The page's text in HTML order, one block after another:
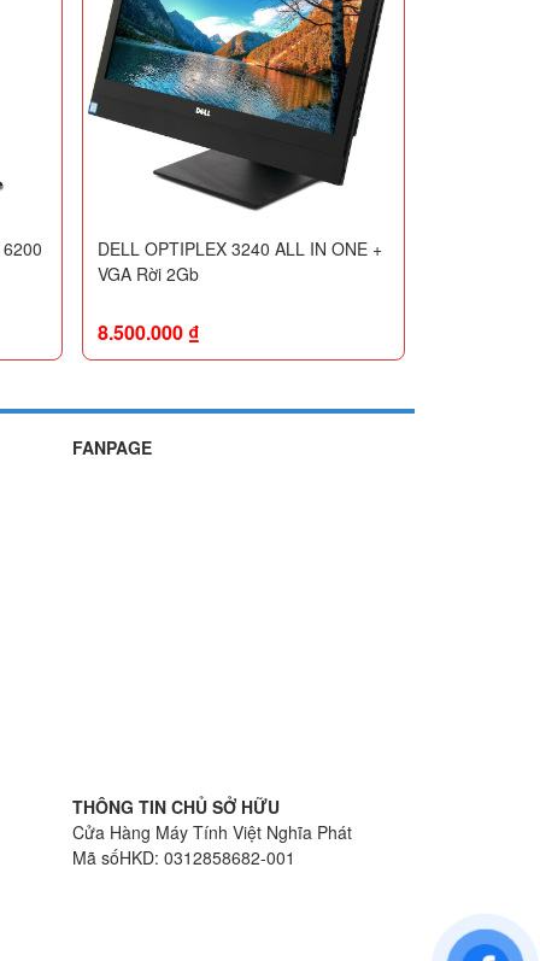
DELL OPTIPLEX 3240 ALL IN ONE +
VGA Rời 2Gb
8.500.000 ₫
FANPAGE
THÔNG TIN CHỦ SỞ HỮU
Cửa Hàng Máy Tính Việt Nghĩa Phát
Mã sốHKD: 0312858682-001